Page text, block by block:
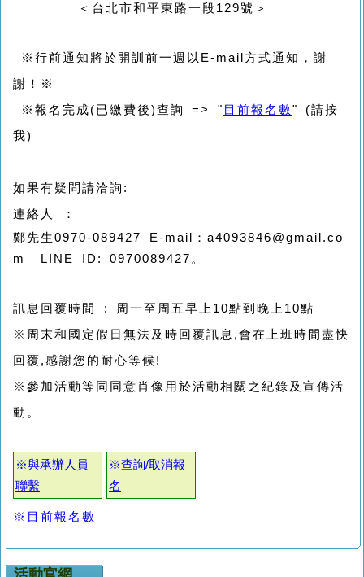
＜台北市和平東路一段129號＞
※行前通知將於開訓前一週以E-mail方式通知，謝
謝！※
※報名完成(已繳費後)查詢 => " 目前報名數" (請按
我)
如果有疑問請洽詢:
連絡人 ：
鄭先生0970-089427 E-mail：a4093846@gmail.co
m LINE ID: 0970089427。
訊息回覆時間 : 周一至周五早上10點到晚上10點
※周末和國定假日無法及時回覆訊息,會在上班時間盡快
回覆,感謝您的耐心等候!
※參加活動等同同意肖像用於活動相關之紀錄及宣傳活
動。
※與承辦人員
聯繫
※查詢/取消報
名
※目前報名數